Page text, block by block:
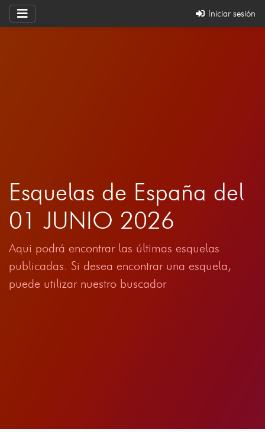
Iniciar sesión
Esquelas de España del
01 JUNIO 2026
Aqui podrá encontrar las últimas esquelas
publicadas. Si desea encontrar una esquela,
puede utilizar nuestro buscador